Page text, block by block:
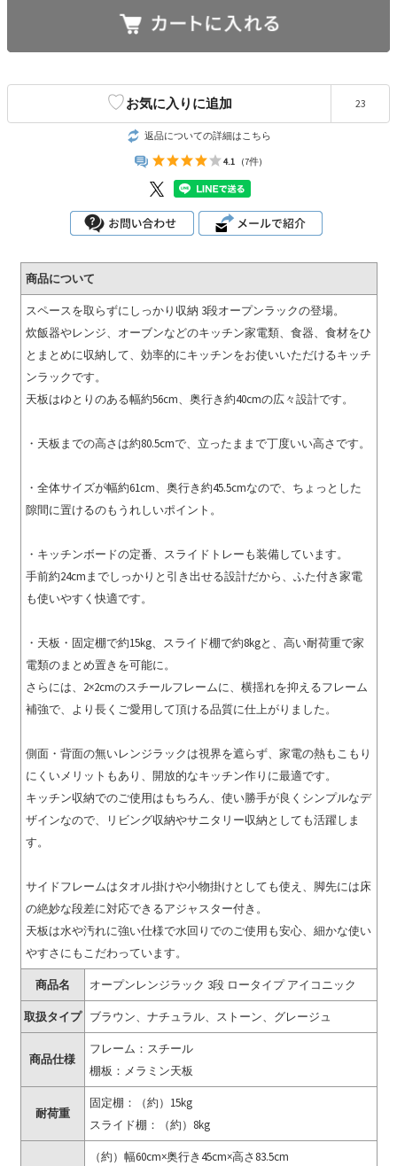
♡お気に入りに追加 23
返品についての詳細はこちら
4.1 (7件)
商品について
スペースを取らずにしっかり収納 3段オープンラックの登場。
炊飯器やレンジ、オーブンなどのキッチン家電類、食器、食材をひ
とまとめに収納して、効率的にキッチンをお使いいただけるキッチ
ンラックです。
天板はゆとりのある幅約56cm、奥行き約40cmの広々設計です。
・天板までの高さは約80.5cmで、立ったままで丁度いい高さです。
・全体サイズが幅約61cm、奥行き約45.5cmなので、ちょっとした
隙間に置けるのもうれしいポイント。
・キッチンボードの定番、スライドトレーも装備しています。
手前約24cmまでしっかりと引き出せる設計だから、ふた付き家電
も使いやすく快適です。
・天板・固定棚で約15kg、スライド棚で約8kgと、高い耐荷重で家
電類のまとめ置きを可能に。
さらには、2×2cmのスチールフレームに、横揺れを抑えるフレーム
補強で、より長くご愛用して頂ける品質に仕上がりました。
側面・背面の無いレンジラックは視界を遮らず、家電の熱もこもり
にくいメリットもあり、開放的なキッチン作りに最適です。
キッチン収納でのご使用はもちろん、使い勝手が良くシンプルなデ
ザインなので、リビング収納やサニタリー収納としても活躍しま
す。
サイドフレームはタオル掛けや小物掛けとしても使え、脚先には床
の絶妙な段差に対応できるアジャスター付き。
天板は水や汚れに強い仕様で水回りでのご使用も安心、細かな使い
やすさにもこだわっています。
商品名 オープンレンジラック 3段 ロータイプ アイコニック
取扱タイプ ブラウン、ナチュラル、ストーン、グレージュ
商品仕様
フレーム：スチール
棚板：メラミン天板
耐荷重
固定棚：（約）15kg
スライド棚：（約）8kg
（約）幅60cm×奥行き45cm×高さ83.5cm